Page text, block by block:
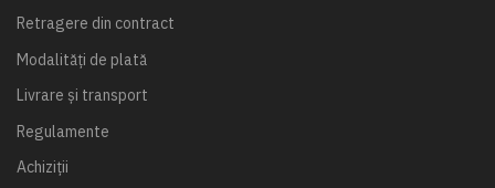
Retragere din contract
Modalități de plată
Livrare și transport
Regulamente
Achiziții